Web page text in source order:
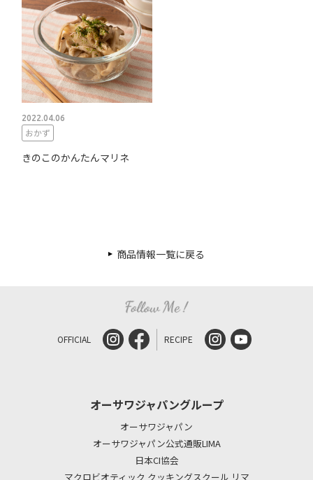
2022.04.06
おかず
きのこのかんたんマリネ
商品情報一覧に戻る
OFFICIAL RECIPE
オーサワジャパングループ
オーサワジャパン
オーサワジャパン公式通販LIMA
日本CI協会
マクロビオティック クッキングスクール リマ